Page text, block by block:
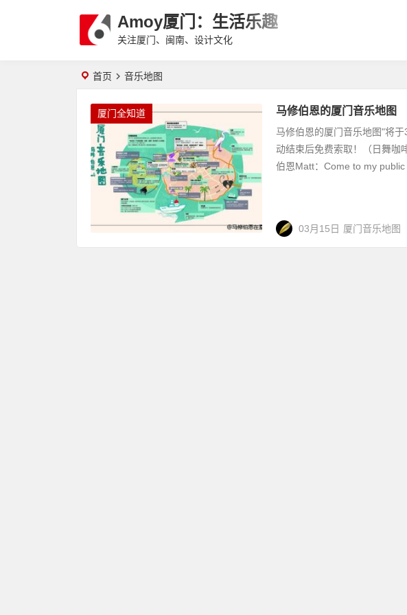
Amoy厦门：生活乐趣
关注厦门、闽南、设计文化
首页 音乐地图
厦门全知道 马修伯恩的厦门音乐地图
马修伯恩的厦门音乐地图"将
动结束后免费索取！（日舞咖
伯恩Matt：Come to my public
03月15日 厦门音乐地图